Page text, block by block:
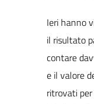
Ieri hanno
il risultato
contare
e il valore
ritrovati